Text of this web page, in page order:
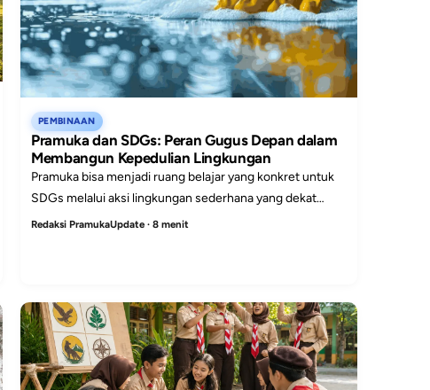
PEMBINAAN
Pramuka dan SDGs: Peran Gugus Depan dalam
Membangun Kepedulian Lingkungan
Pramuka bisa menjadi ruang belajar yang konkret untuk
SDGs melalui aksi lingkungan sederhana yang dekat
dengan kehidupan peserta didik di sekolah.
Redaksi PramukaUpdate · 8 menit